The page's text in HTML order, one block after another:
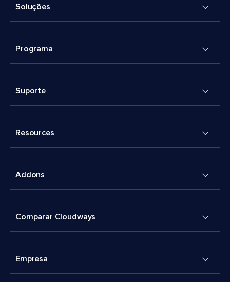
Soluções
Programa
Suporte
Resources
Addons
Comparar Cloudways
Empresa